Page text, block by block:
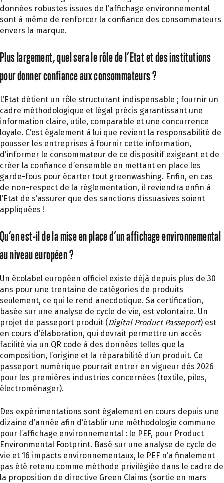
données robustes issues de l’affichage environnemental
sont à même de renforcer la confiance des consommateurs
envers la marque.
Plus largement, quel sera le rôle de l’Etat et des institutions
pour donner confiance aux consommateurs ?
L’Etat détient un rôle structurant indispensable ; fournir un
cadre méthodologique et légal précis garantissant une
information claire, utile, comparable et une concurrence
loyale. C’est également à lui que revient la responsabilité de
pousser les entreprises à fournir cette information,
d’informer le consommateur de ce dispositif exigeant et de
créer la confiance d’ensemble en mettant en place les
garde-fous pour écarter tout greenwashing. Enfin, en cas
de non-respect de la réglementation, il reviendra enfin à
l’Etat de s’assurer que des sanctions dissuasives soient
appliquées !
Qu’en est-il de la mise en place d’un affichage environnemental
au niveau européen ?
Un écolabel européen officiel existe déjà depuis plus de 30
ans pour une trentaine de catégories de produits
seulement, ce qui le rend anecdotique. Sa certification,
basée sur une analyse de cycle de vie, est volontaire. Un
projet de passeport produit (Digital Product Passeport) est
en cours d’élaboration, qui devrait permettre un accès
facilité via un QR code à des données telles que la
composition, l’origine et la réparabilité d’un produit. Ce
passeport numérique pourrait entrer en vigueur dès 2026
pour les premières industries concernées (textile, piles,
électroménager).
Des expérimentations sont également en cours depuis une
dizaine d’année afin d’établir une méthodologie commune
pour l’affichage environnemental : le PEF, pour Product
Environmental Footprint. Basé sur une analyse de cycle de
vie et 16 impacts environnementaux, le PEF n’a finalement
pas été retenu comme méthode privilégiée dans le cadre de
la proposition de directive Green Claims (sortie en mars